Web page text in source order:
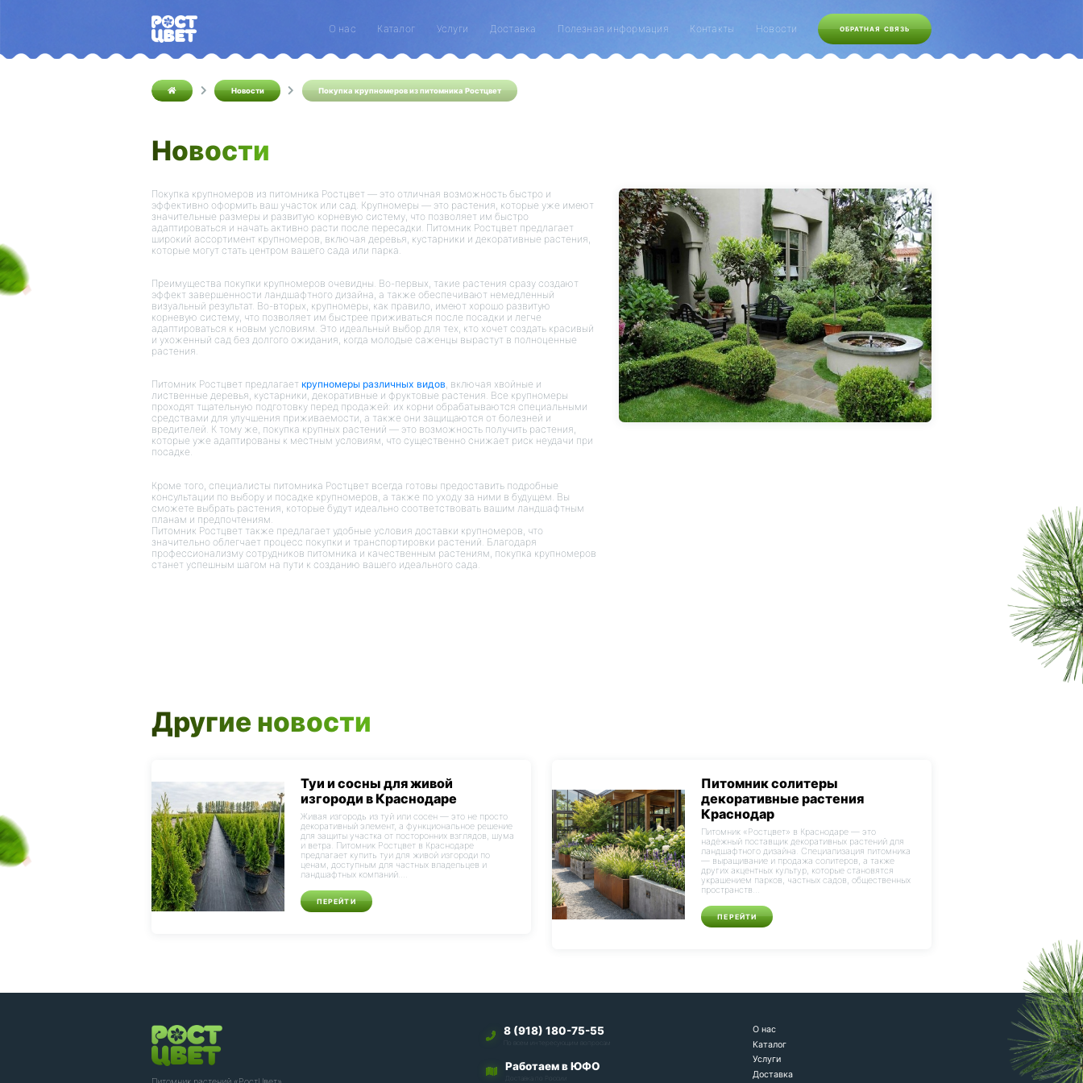
О нас Каталог Услуги Доставка Полезная информация Контакты Новости ОБРАТНАЯ СВЯЗЬ
Новости Покупка крупномеров из питомника Ростцвет
Новости
Покупка крупномеров из питомника Ростцвет — это отличная возможность быстро и
эффективно оформить ваш участок или сад. Крупномеры — это растения, которые уже имеют
значительные размеры и развитую корневую систему, что позволяет им быстро
адаптироваться и начать активно расти после пересадки. Питомник Ростцвет предлагает
широкий ассортимент крупномеров, включая деревья, кустарники и декоративные растения,
которые могут стать центром вашего сада или парка.
Преимущества покупки крупномеров очевидны. Во-первых, такие растения сразу создают
эффект завершенности ландшафтного дизайна, а также обеспечивают немедленный
визуальный результат. Во-вторых, крупномеры, как правило, имеют хорошо развитую
корневую систему, что позволяет им быстрее приживаться после посадки и легче
адаптироваться к новым условиям. Это идеальный выбор для тех, кто хочет создать красивый
и ухоженный сад без долгого ожидания, когда молодые саженцы вырастут в полноценные
растения.
Питомник Ростцвет предлагает крупномеры различных видов, включая хвойные и
лиственные деревья, кустарники, декоративные и фруктовые растения. Все крупномеры
проходят тщательную подготовку перед продажей: их корни обрабатываются специальными
средствами для улучшения приживаемости, а также они защищаются от болезней и
вредителей. К тому же, покупка крупных растений — это возможность получить растения,
которые уже адаптированы к местным условиям, что существенно снижает риск неудачи при
посадке.
Кроме того, специалисты питомника Ростцвет всегда готовы предоставить подробные
консультации по выбору и посадке крупномеров, а также по уходу за ними в будущем. Вы
сможете выбрать растения, которые будут идеально соответствовать вашим ландшафтным
планам и предпочтениям.
Питомник Ростцвет также предлагает удобные условия доставки крупномеров, что
значительно облегчает процесс покупки и транспортировки растений. Благодаря
профессионализму сотрудников питомника и качественным растениям, покупка крупномеров
станет успешным шагом на пути к созданию вашего идеального сада.
Другие новости
Туи и сосны для живой
изгороди в Краснодаре
Живая изгородь из туй или сосен — это не просто
декоративный элемент, а функциональное решение
для защиты участка от посторонних взглядов, шума
и ветра. Питомник Ростцвет в Краснодаре
предлагает купить туи для живой изгороди по
ценам, доступным для частных владельцев и
ландшафтных компаний....
ПЕРЕЙТИ
Питомник солитеры
декоративные растения
Краснодар
Питомник «Ростцвет» в Краснодаре — это
надёжный поставщик декоративных растений для
ландшафтного дизайна. Специализация питомника
— выращивание и продажа солитеров, а также
других акцентных культур, которые становятся
украшением парков, частных садов, общественных
пространств...
ПЕРЕЙТИ
8 (918) 180-75-55
По всем интересующим вопросам
Работаем в ЮФО
О нас
Каталог
Услуги
Доставка